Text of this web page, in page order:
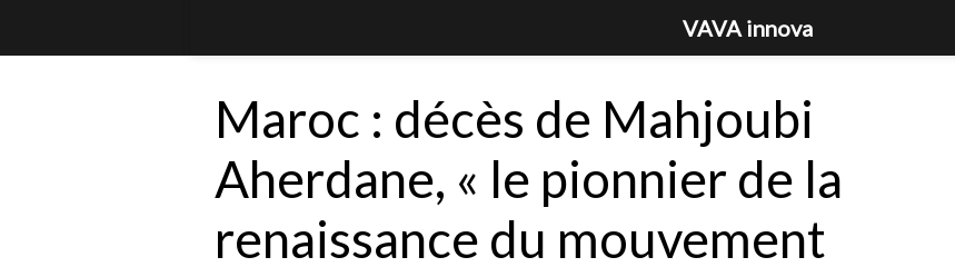
Maroc : décès de Mahjoubi
Aherdane, « le pionnier de la
renaissance du mouvement
VAVA innova